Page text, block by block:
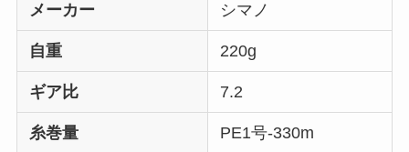
メーカー シマノ
自重 220g
ギア比 7.2
糸巻量 PE1号-330m